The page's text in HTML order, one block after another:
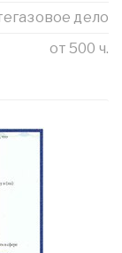
дело
от 500 ч.